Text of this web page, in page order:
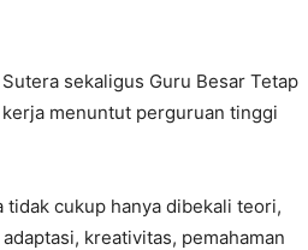
sekaligus Guru Besar Tetap
menuntut perguruan tinggi
tidak cukup hanya dibekali teori,
kreativitas, pemahaman